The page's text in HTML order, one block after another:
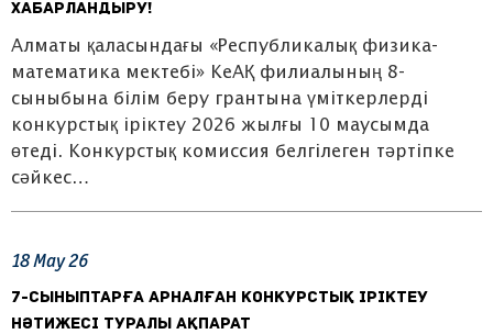
ХАБАРЛАНДЫРУ!
Алматы қаласындағы «Республикалық физика-
математика мектебі» КеАҚ филиалының 8-
сыныбына білім беру грантына үміткерлерді
конкурстық іріктеу 2026 жылғы 10 маусымда
өтеді. Конкурстық комиссия белгілеген тәртіпке
сәйкес…
18May26
7-сыныптарға арналған конкурстық іріктеу
нәтижесі туралы ақпарат